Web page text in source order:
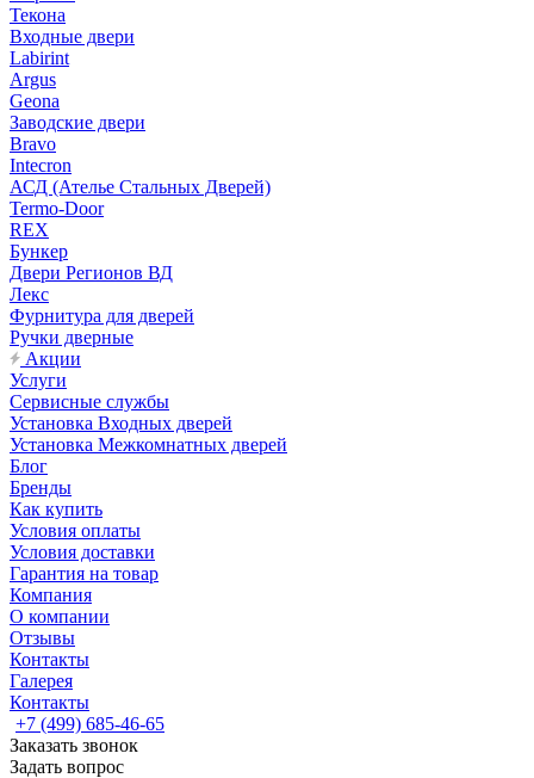
Текона
Входные двери
Labirint
Argus
Geona
Заводские двери
Bravo
Intecron
АСД (Ателье Стальных Дверей)
Termo-Door
REX
Бункер
Двери Регионов ВД
Лекс
Фурнитура для дверей
Ручки дверные
Акции
Услуги
Сервисные службы
Установка Входных дверей
Установка Межкомнатных дверей
Блог
Бренды
Как купить
Условия оплаты
Условия доставки
Гарантия на товар
Компания
О компании
Отзывы
Контакты
Галерея
Контакты
+7 (499) 685-46-65
Заказать звонок
Задать вопрос